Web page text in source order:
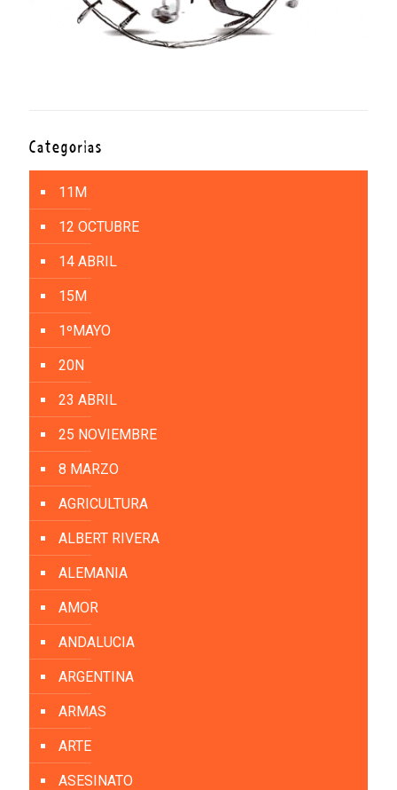
Categorías
11M
12 OCTUBRE
14 ABRIL
15M
1ºMAYO
20N
23 ABRIL
25 NOVIEMBRE
8 MARZO
AGRICULTURA
ALBERT RIVERA
ALEMANIA
AMOR
ANDALUCIA
ARGENTINA
ARMAS
ARTE
ASESINATO